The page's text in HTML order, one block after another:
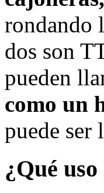
rondando
dos son
pueden
como un
puede ser
¿Qué